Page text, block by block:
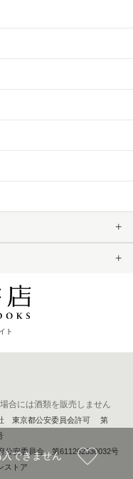
できません
ト
合には酒類を販売しません
社 東京都公安委員会許可 第
公安委員会 第611262330032号
ストア